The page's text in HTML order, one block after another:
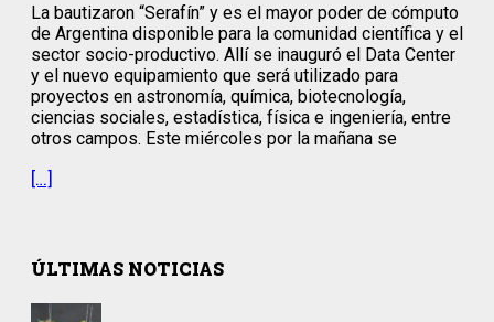
La bautizaron “Serafín” y es el mayor poder de cómputo
de Argentina disponible para la comunidad científica y el
sector socio-productivo. Allí se inauguró el Data Center
y el nuevo equipamiento que será utilizado para
proyectos en astronomía, química, biotecnología,
ciencias sociales, estadística, física e ingeniería, entre
otros campos. Este miércoles por la mañana se
[…]
ÚLTIMAS NOTICIAS